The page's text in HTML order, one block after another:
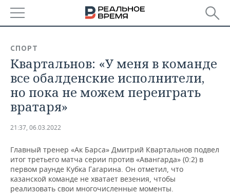
БАШКОРТОСТАН
ТАТАРСТАН
УДМУРТИЯ
НОВОСТИ
АНАЛИТИКА
НОВОСТИ АНАЛИТИКИ
ДЕКЛАРАЦИИ О ДОХОДАХ
КОРОЛИ ГОСЗАКАЗА ПФО
ВУЗЫ ТАТАРСТАНА
ЭКОНОМИКА
НОВОСТИ ЭКОНОМИКИ
ФИНАНСЫ
БАНКИ
ПРОМЫШЛЕННОСТЬ
НОВОСТИ
ПРОМЫШЛЕННОСТИ
АГРОПРОМ
НЕДВИЖИМОСТЬ
НОВОСТИ НЕДВИЖИМОСТИ
АВТО
СПОРТ
Квартальнов: «У меня в команде
все обалденские исполнители,
но пока не можем переиграть
вратаря»
21:37, 06.03.2022
Главный тренер «Ак Барса» Дмитрий Квартальнов подвел
итог третьего матча серии против «Авангарда» (0:2) в
первом раунде Кубка Гагарина. Он отметил, что
казанской команде не хватает везения, чтобы
реализовать свои многочисленные моменты.